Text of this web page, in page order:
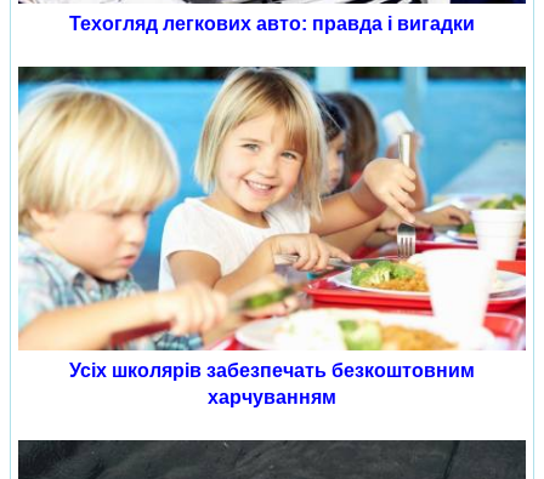
Техогляд легкових авто: правда і вигадки
Усіх школярів забезпечать безкоштовним
харчуванням